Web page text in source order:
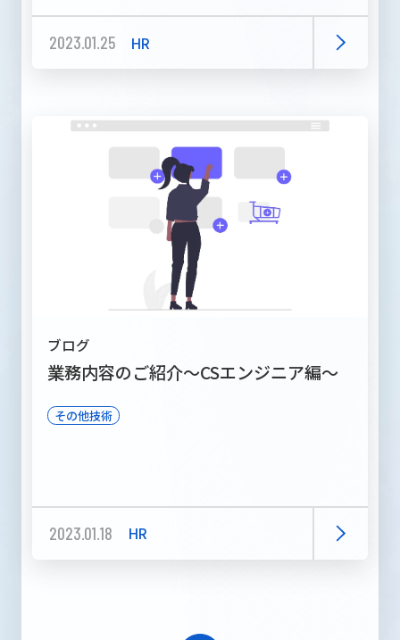
2023.01.25 HR
ブログ
業務内容のご紹介～CSエンジニア編～
その他技術
2023.01.18 HR